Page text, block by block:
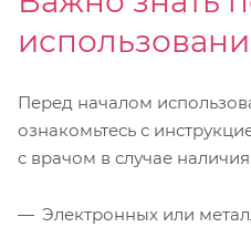
Перед началом
ознакомьтесь с
с врачом в случае
Электронных или